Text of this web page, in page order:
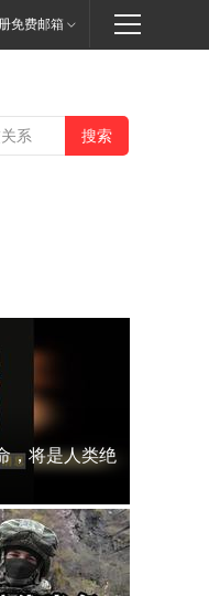
免费邮箱
，将是人类绝